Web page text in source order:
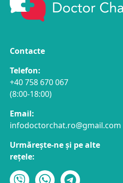
Contacte
Telefon:
+40 758 670 067
(8:00-18:00)
Email:
infodoctorchat.ro@gmail.com
Urmărește-ne și pe alte
rețele: